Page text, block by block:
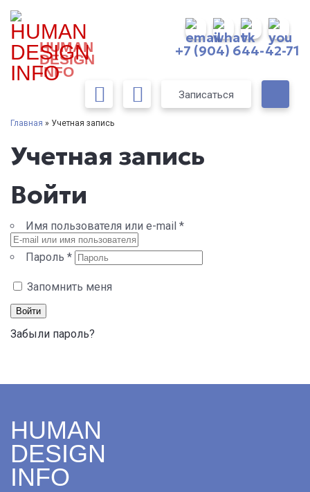
HUMAN
DESIGN
INFO
+7 (904) 644-42-71
Записаться
Главная » Учетная запись
Учетная запись
Войти
Имя пользователя или e-mail *
Пароль *
Запомнить меня
Войти
Забыли пароль?
HUMAN
DESIGN
INFO